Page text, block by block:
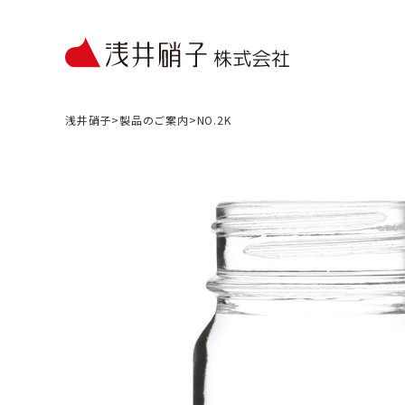
浅井硝子>製品のご案内>NO.2K